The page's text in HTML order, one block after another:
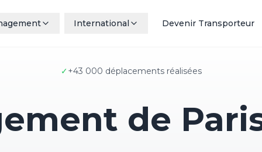
International Devenir Transporteur
✓+43 000 déplacements réalisées
de